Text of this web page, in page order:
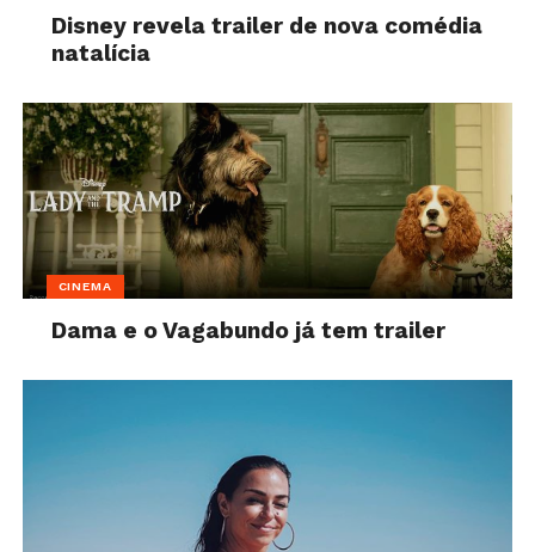
Disney revela trailer de nova comédia
natalícia
CINEMA
Dama e o Vagabundo já tem trailer